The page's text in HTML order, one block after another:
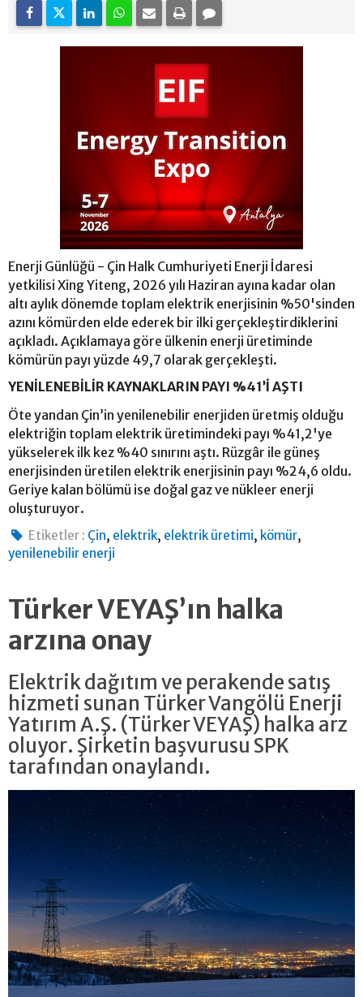
Enerji Günlüğü - Çin Halk Cumhuriyeti Enerji İdaresi
yetkilisi Xing Yiteng, 2026 yılı Haziran ayına kadar olan
altı aylık dönemde toplam elektrik enerjisinin %50'sinden
azını kömürden elde ederek bir ilki gerçekleştirdiklerini
açıkladı. Açıklamaya göre ülkenin enerji üretiminde
kömürün payı yüzde 49,7 olarak gerçekleşti.
YENİLENEBİLİR KAYNAKLARIN PAYI %41’İ AŞTI
Öte yandan Çin’in yenilenebilir enerjiden üretmiş olduğu
elektriğin toplam elektrik üretimindeki payı %41,2'ye
yükselerek ilk kez %40 sınırını aştı. Rüzgâr ile güneş
enerjisinden üretilen elektrik enerjisinin payı %24,6 oldu.
Geriye kalan bölümü ise doğal gaz ve nükleer enerji
oluşturuyor.
Etiketler : Çin, elektrik, elektrik üretimi, kömür,
yenilenebilir enerji
Türker VEYAŞ’ın halka
arzına onay
Elektrik dağıtım ve perakende satış
hizmeti sunan Türker Vangölü Enerji
Yatırım A.Ş. (Türker VEYAŞ) halka arz
oluyor. Şirketin başvurusu SPK
tarafından onaylandı.